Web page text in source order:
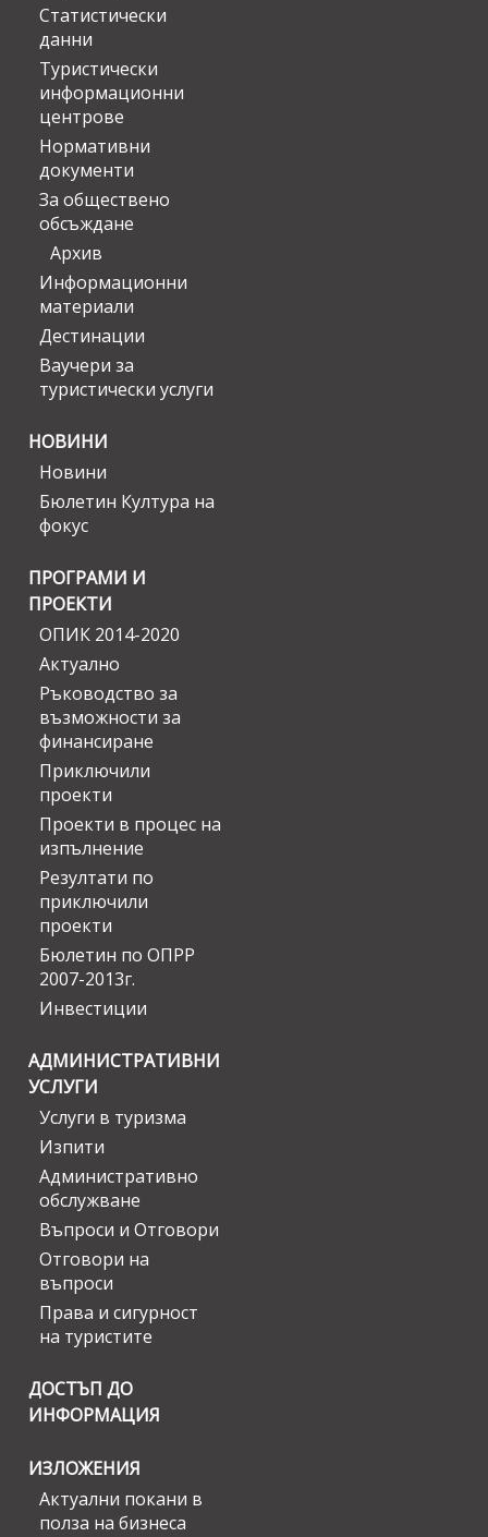
Статистически
данни
Туристически
информационни
центрове
Нормативни
документи
За обществено
обсъждане
Архив
Информационни
материали
Дестинации
Ваучери за
туристически услуги
НОВИНИ
Новини
Бюлетин Култура на
фокус
ПРОГРАМИ И
ПРОЕКТИ
ОПИК 2014-2020
Актуално
Ръководство за
възможности за
финансиране
Приключили
проекти
Проекти в процес на
изпълнение
Резултати по
приключили
проекти
Бюлетин по ОПРР
2007-2013г.
Инвестиции
АДМИНИСТРАТИВНИ
УСЛУГИ
Услуги в туризма
Изпити
Административно
обслужване
Въпроси и Отговори
Отговори на
въпроси
Права и сигурност
на туристите
ДОСТЪП ДО
ИНФОРМАЦИЯ
ИЗЛОЖЕНИЯ
Актуални покани в
полза на бизнеса